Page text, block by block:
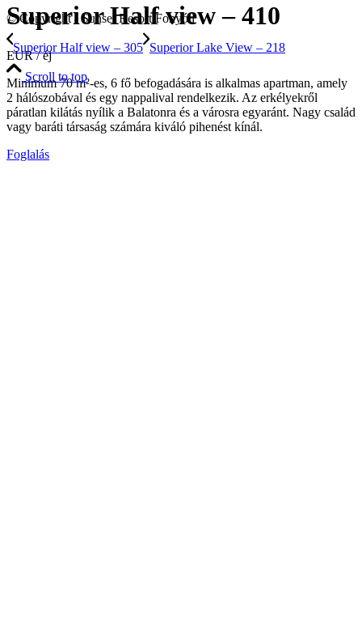
Superior Half view – 410
EUR / éj
Minimum 70 m²-es, 6 fő befogadására is alkalmas apartman, amely
2 hálószobával és egy nappalival rendelkezik. Az erkélyekről
páratlan kilátás nyílik a Balatonra és a városra egyaránt. Nagy család
vagy baráti társaság számára kiváló pihenést kínál.
Foglalás
© Copyright - Sunset Resort Fonyód
Superior Half view – 305 Superior Lake View – 218
Scroll to top